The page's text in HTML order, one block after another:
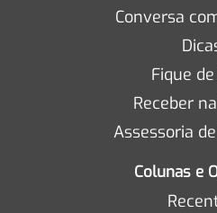
Conversa
Fique
Receber
Assessoria
Colunas e